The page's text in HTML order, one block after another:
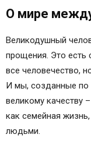
О мире
Великодушный
прощения. Это есть
все человечество,
И мы, созданные по
великому качеству
как семейная
людьми.